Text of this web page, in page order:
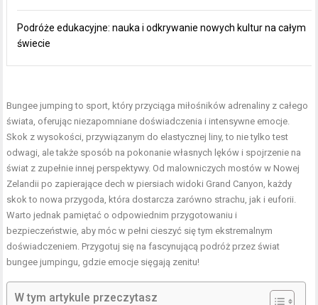
Podróże edukacyjne: nauka i odkrywanie nowych kultur na całym
świecie
Bungee jumping to sport, który przyciąga miłośników adrenaliny z całego
świata, oferując niezapomniane doświadczenia i intensywne emocje.
Skok z wysokości, przywiązanym do elastycznej liny, to nie tylko test
odwagi, ale także sposób na pokonanie własnych lęków i spojrzenie na
świat z zupełnie innej perspektywy. Od malowniczych mostów w Nowej
Zelandii po zapierające dech w piersiach widoki Grand Canyon, każdy
skok to nowa przygoda, która dostarcza zarówno strachu, jak i euforii.
Warto jednak pamiętać o odpowiednim przygotowaniu i
bezpieczeństwie, aby móc w pełni cieszyć się tym ekstremalnym
doświadczeniem. Przygotuj się na fascynującą podróż przez świat
bungee jumpingu, gdzie emocje sięgają zenitu!
W tym artykule przeczytasz